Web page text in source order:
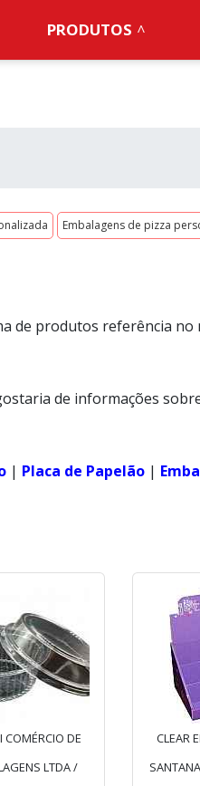
PRODUTOS
Embalagens de pizza
de produtos referência no
de informações
| Placa de Papelão |
COMÉRCIO DE
LTDA /
CLEAR